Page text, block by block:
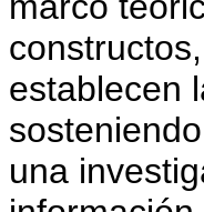
establecen
una